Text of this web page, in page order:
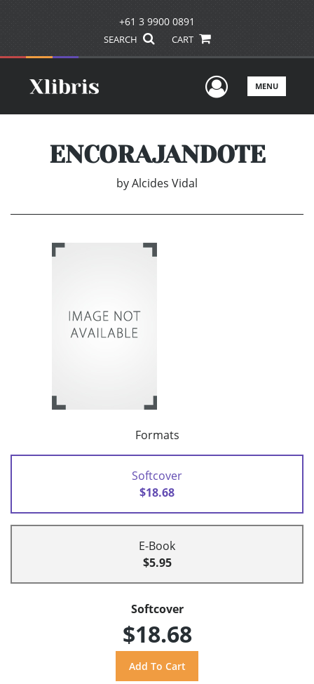
+61 3 9900 0891
SEARCH CART
UserMENU
ENCORAJANDOTE
byAlcides Vidal
Formats
Softcover
$18.68
E-Book
$5.95
Softcover
$18.68